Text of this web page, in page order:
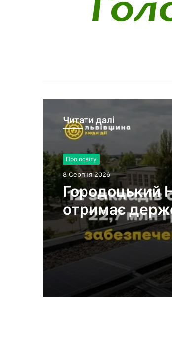
Читати далі
Про освіту
8 Серпня 2026
отримає
енергетичну